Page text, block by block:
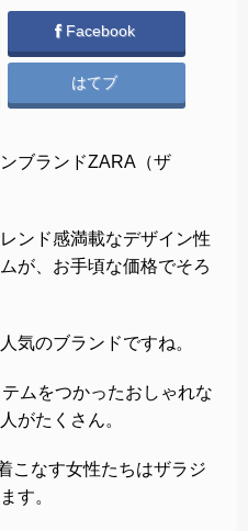
Facebook
はてブ
ブランドZARA（ザ
ンド感満載なデザイン性
が、お手頃な価格でそろ
気のブランドですね。
ムをつかったおしゃれな
がたくさん。
こなす女性たちはザラジ
す。